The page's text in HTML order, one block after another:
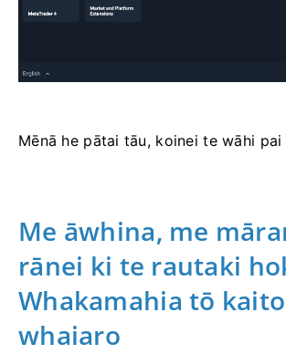
Mēnā he pātai tāu, koinei te wāhi pai
Me āwhina, me
rānei ki te rautaki
Whakamahia tō
whaiaro